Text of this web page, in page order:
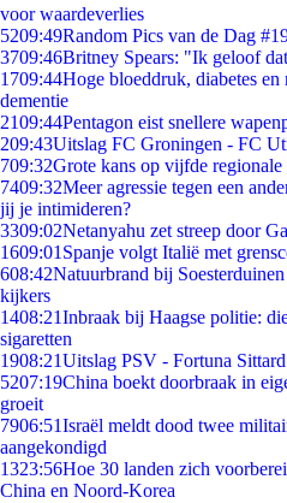
voor waardeverlies
5209:49Random Pics van de Dag
3709:46Britney Spears: "Ik geloof
1709:44Hoge bloeddruk, diabetes
dementie
2109:44Pentagon eist snellere
209:43Uitslag FC Groningen - FC
709:32Grote kans op vijfde
7409:32Meer agressie tegen een
jij je intimideren?
3309:02Netanyahu zet streep door
1609:01 Spanje volgt Italië met
608:42Natuurbrand bij
kijkers
1408:21Inbraak bij Haagse politie:
sigaretten
1908:21Uitslag PSV - Fortuna Sittard
5207:19China boekt doorbraak in
groeit
7906:51Israël meldt dood twee
aangekondigd
1323:56Hoe 30 landen zich
China en Noord-Korea